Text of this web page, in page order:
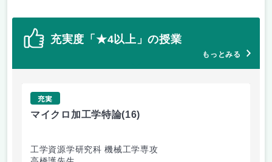
充実度「★4以上」の授業
もっとみる
充実
マイクロ加工学特論(16)
工学資源学研究科 機械工学専攻